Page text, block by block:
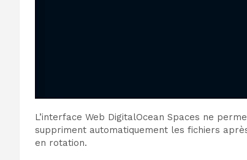
L’interface Web DigitalOcean Spaces ne
suppriment automatiquement les fichiers
en rotation.